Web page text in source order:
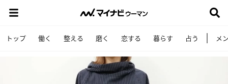
トップ 働く 整える 磨く 恋する 暮らす 占う メ